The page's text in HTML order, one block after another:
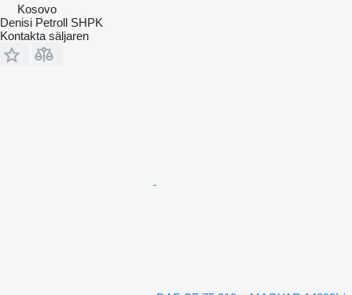
Kosovo
Denisi Petroll SHPK
Kontakta säljaren